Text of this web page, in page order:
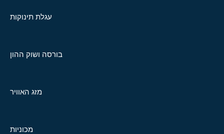
עגלת תינוקות
בורסה ושוק ההון
מזג האוויר
מכוניות